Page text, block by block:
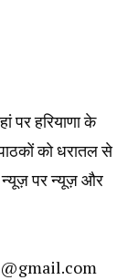
पर हरियाणा के
को धरातल से
न्यूज़ पर न्यूज़ और